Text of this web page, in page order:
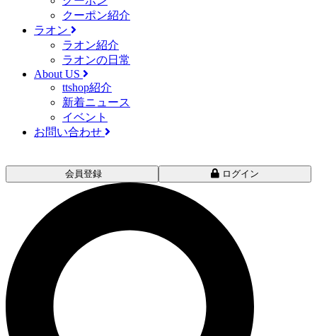
クーポン紹介
ラオン
ラオン紹介
ラオンの日常
About US
ttshop紹介
新着ニュース
イベント
お問い合わせ
会員登録 ログイン